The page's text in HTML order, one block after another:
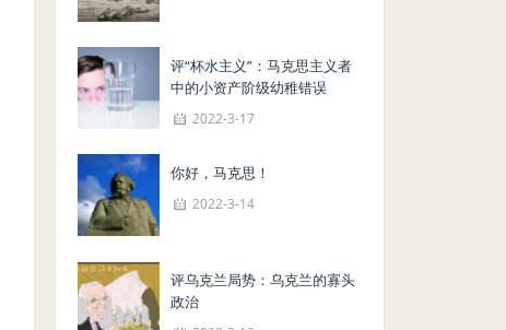
评“杯水主义”：马克思主义者
中的小资产阶级幼稚错误
2022-3-17
你好，马克思！
2022-3-14
评乌克兰局势：乌克兰的寡头
政治